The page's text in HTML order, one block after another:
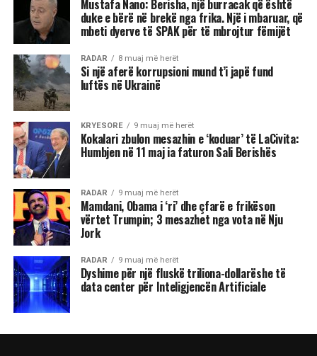
Mustafa Nano: Berisha, një burracak që është
duke e bërë në brekë nga frika. Një i mbaruar, që
mbeti dyerve të SPAK për të mbrojtur fëmijët
RADAR 8 muaj më herët
Si një aferë korrupsioni mund t’i japë fund
luftës në Ukrainë
KRYESORE 9 muaj më herët
Kokalari zbulon mesazhin e ‘koduar’ të LaCivita:
Humbjen në 11 maj ia faturon Sali Berishës
RADAR 9 muaj më herët
Mamdani, Obama i ‘ri’ dhe çfarë e frikëson
vërtet Trumpin; 3 mesazhet nga vota në Nju
Jork
RADAR 9 muaj më herët
Dyshime për një fluskë triliona-dollarëshe të
data center për Inteligjencën Artificiale